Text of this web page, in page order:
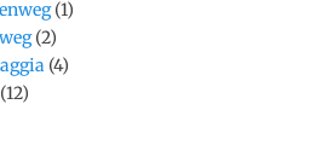
(1)
(2)
(4)
(12)